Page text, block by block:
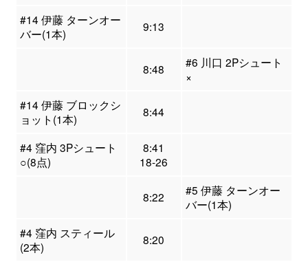
#14 伊藤 ターンオー
バー(1本)
9:13
8:48
#6 川口 2Pシュート
×
#14 伊藤 ブロックシ
ョット(1本)
8:44
#4 窪内 3Pシュート
○(8点)
8:41
18-26
8:22
#5 伊藤 ターンオー
バー(1本)
#4 窪内 スティール
(2本)
8:20